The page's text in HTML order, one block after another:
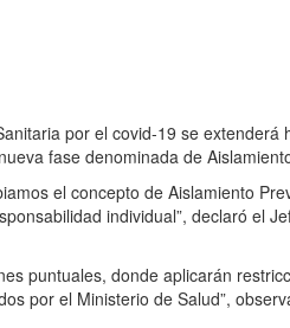
por el covid-19 se
fase denominada de
el concepto de Aislamiento
individual”, declaró el
puntuales, donde aplicarán
por el Ministerio de Salud”,